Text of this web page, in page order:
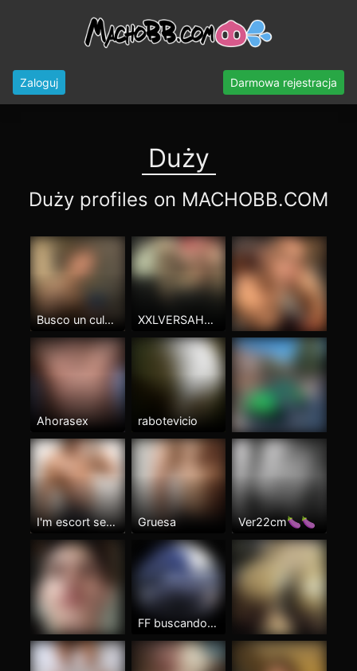
Zaloguj Darmowa rejestracja
Duży
Duży profiles on MACHOBB.COM
Busco un culo peludo y jóven XXLVERSAHORA
Ahorasex rabotevicio
I'm escort service Gruesa Ver22cm🍆🍆
FF buscando fist